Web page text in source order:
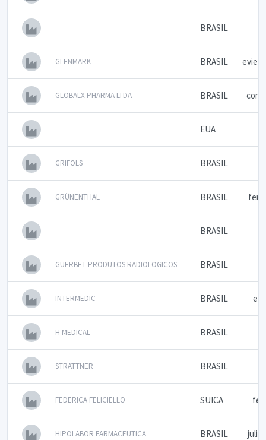
BRASIL
GLENMARK BRASIL
GLOBALX PHARMA LTDA BRASIL
EUA
GRIFOLS BRASIL
GRÜNENTHAL BRASIL
BRASIL
GUERBET PRODUTOS RADIOLOGICOS BRASIL
INTERMEDIC BRASIL
H MEDICAL BRASIL
STRATTNER BRASIL
FEDERICA FELICIELLO SUICA
HIPOLABOR FARMACEUTICA BRASIL